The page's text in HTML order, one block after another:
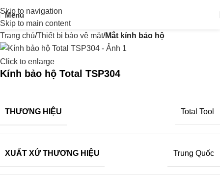
Skip to navigation
Skip to main content
Menu
Trang chủ Thiết bị bảo vệ mặt Mắt kính bảo hộ
Click to enlarge
Kính bảo hộ Total TSP304
THƯƠNG HIỆU Total Tool
XUẤT XỨ THƯƠNG HIỆU Trung Quốc